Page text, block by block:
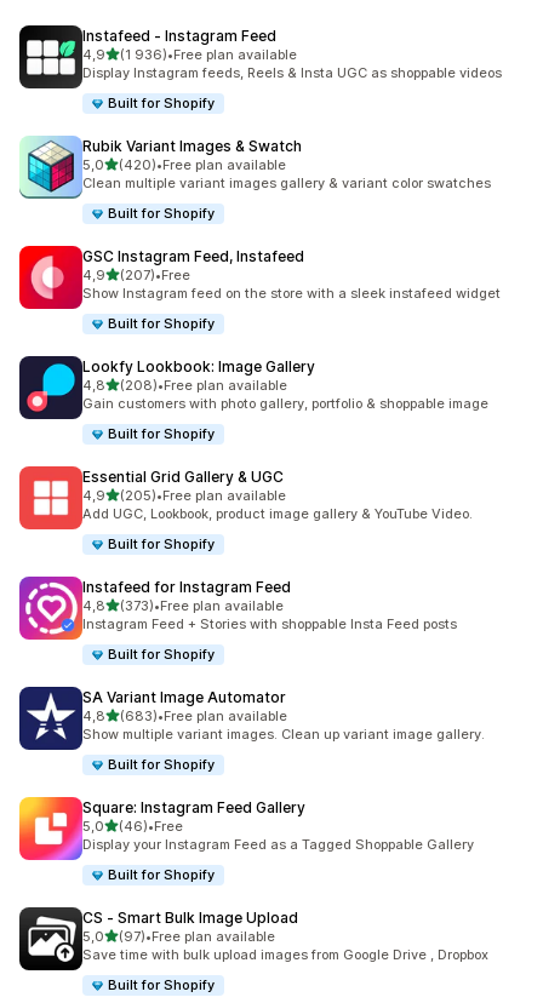
Instafeed ‑ Instagram Feed
4,9av 5 stjerner
(1 936)
Totalt 1936 omtaler
•Free plan available
Display Instagram feeds, Reels & Insta UGC as shoppable videos
Built for Shopify
Rubik Variant Images & Swatch
5,0av 5 stjerner
(420)
Totalt 420 omtaler
•Free plan available
Clean multiple variant images gallery & variant color swatches
Built for Shopify
GSC Instagram Feed, Instafeed
4,9av 5 stjerner
(207)
Totalt 207 omtaler
•Free
Show Instagram feed on the store with a sleek instafeed widget
Built for Shopify
Lookfy Lookbook: Image Gallery
4,8av 5 stjerner
(208)
Totalt 208 omtaler
•Free plan available
Gain customers with photo gallery, portfolio & shoppable image
Built for Shopify
Essential Grid Gallery & UGC
4,9av 5 stjerner
(205)
Totalt 205 omtaler
•Free plan available
Add UGC, Lookbook, product image gallery & YouTube Video.
Built for Shopify
Instafeed for Instagram Feed
4,8av 5 stjerner
(373)
Totalt 373 omtaler
•Free plan available
Instagram Feed + Stories with shoppable Insta Feed posts
Built for Shopify
SA Variant Image Automator
4,8av 5 stjerner
(683)
Totalt 683 omtaler
•Free plan available
Show multiple variant images. Clean up variant image gallery.
Built for Shopify
Square: Instagram Feed Gallery
5,0av 5 stjerner
(46)
Totalt 46 omtaler
•Free
Display your Instagram Feed as a Tagged Shoppable Gallery
Built for Shopify
CS ‑ Smart Bulk Image Upload
5,0av 5 stjerner
(97)
Totalt 97 omtaler
•Free plan available
Save time with bulk upload images from Google Drive , Dropbox
Built for Shopify